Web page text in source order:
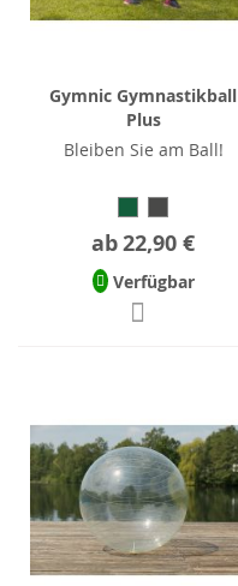
Gymnic Gymnastikball
Plus
Bleiben Sie am Ball!
ab22,90 €
Verfügbar